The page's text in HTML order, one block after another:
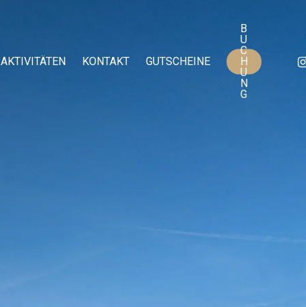
AKTIVITÄTEN KONTAKT GUTSCHEINE
B
U
C
H
U
N
G